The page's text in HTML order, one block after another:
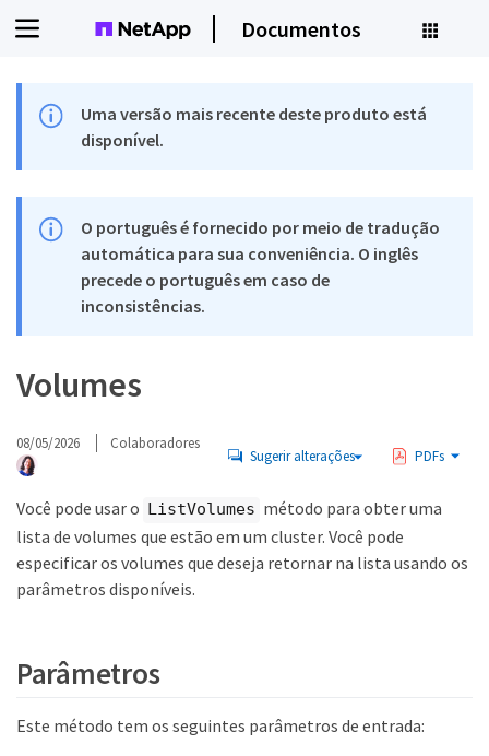
Documentos
Uma versão mais recente deste produto está
disponível.
O português é fornecido por meio de tradução
automática para sua conveniência. O inglês
precede o português em caso de
inconsistências.
Volumes
08/05/2026 Colaboradores
Sugerir alterações PDFs
Você pode usar o ListVolumes método para obter uma
lista de volumes que estão em um cluster. Você pode
especificar os volumes que deseja retornar na lista usando os
parâmetros disponíveis.
Parâmetros
Este método tem os seguintes parâmetros de entrada: